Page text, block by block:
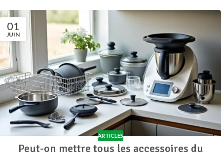
01
JUIN
ARTICLES
Peut-on mettre tous les accessoires du